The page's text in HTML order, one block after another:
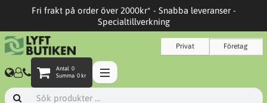
Fri frakt på order över 2000kr* - Snabba leveranser -
Specialtillverkning
Privat Företag
Antal 0
Summa 0 kr